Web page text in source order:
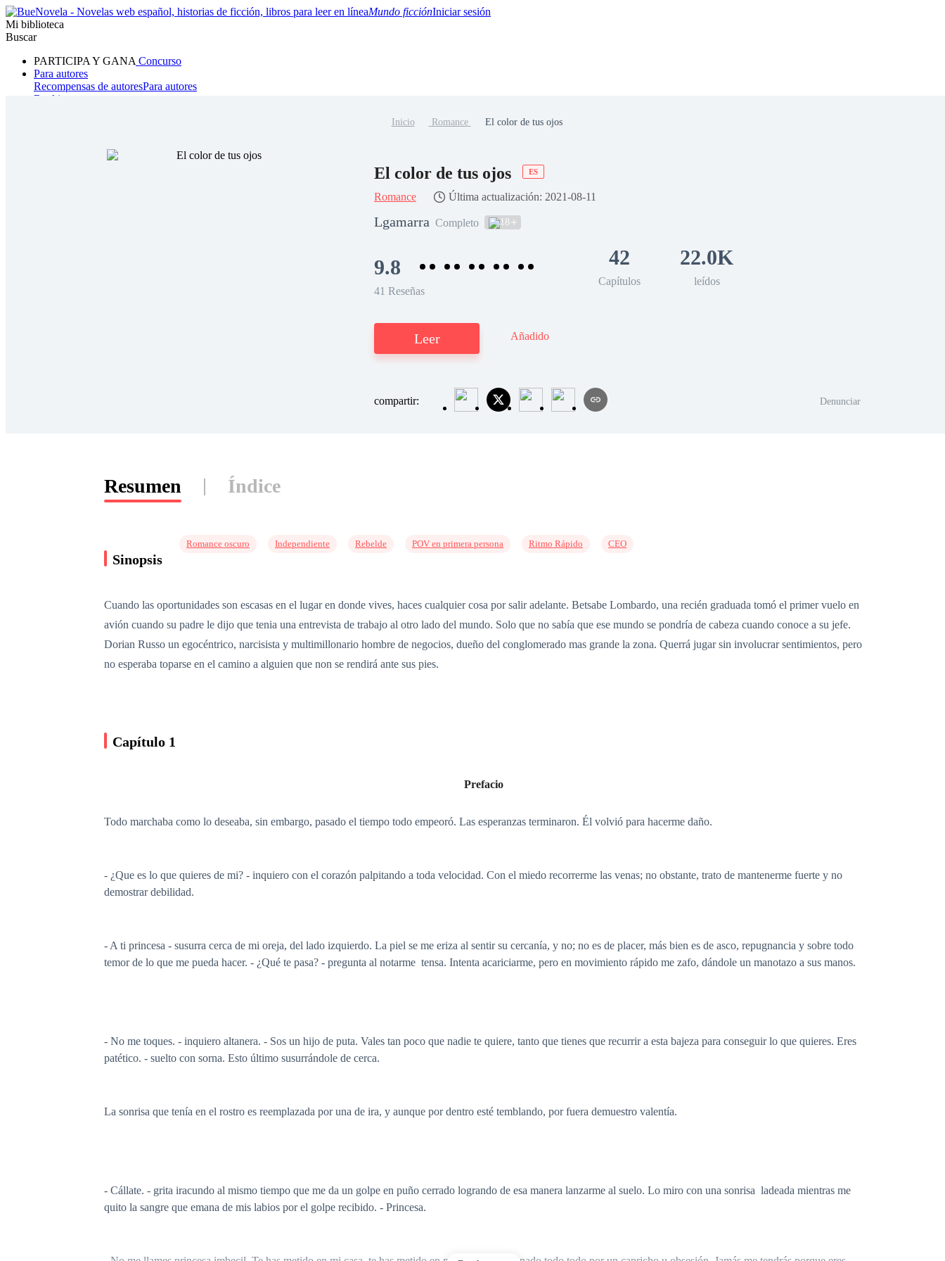
Mundo ficciónIniciar sesión
Mi biblioteca
Buscar
PARTICIPA Y GANA Concurso
Para autores
Recompensas de autoresPara autores
Ranking
Hombre lobo Mafia Sistema Fantasía
Inicio Romance El color de tus ojos
El color de tus ojos ES
Romance Última actualización: 2021-08-11
Lgamarra Completo 18
9.8
41 Reseñas
42
Capítulos
22.0K
leídos
Leer Añadido
compartir: Denunciar
Resumen Índice
Sinopsis
Romance oscuro Independiente Rebelde POV en primera persona Ritmo Rápido CEO
Cuando las oportunidades son escasas en el lugar en donde vives, haces cualquier cosa por salir adelante. Betsabe Lombardo, una recién graduada tomó el primer vuelo en
avión cuando su padre le dijo que tenia una entrevista de trabajo al otro lado del mundo. Solo que no sabía que ese mundo se pondría de cabeza cuando conoce a su jefe.
Dorian Russo un egocéntrico, narcisista y multimillonario hombre de negocios, dueño del conglomerado mas grande la zona. Querrá jugar sin involucrar sentimientos, pero
no esperaba toparse en el camino a alguien que non se rendirá ante sus pies.
Capítulo 1
Prefacio
Todo marchaba como lo deseaba, sin embargo, pasado el tiempo todo empeoró. Las esperanzas terminaron. Él volvió para hacerme daño.
- ¿Que es lo que quieres de mi? - inquiero con el corazón palpitando a toda velocidad. Con el miedo recorrerme las venas; no obstante, trato de mantenerme fuerte y no
demostrar debilidad.
- A ti princesa - susurra cerca de mi oreja, del lado izquierdo. La piel se me eriza al sentir su cercanía, y no; no es de placer, más bien es de asco, repugnancia y sobre todo
temor de lo que me pueda hacer. - ¿Qué te pasa? - pregunta al notarme tensa. Intenta acariciarme, pero en movimiento rápido me zafo, dándole un manotazo a sus manos.
- No me toques. - inquiero altanera. - Sos un hijo de puta. Vales tan poco que nadie te quiere, tanto que tienes que recurrir a esta bajeza para conseguir lo que quieres. Eres
patético. - suelto con sorna. Esto último susurrándole de cerca.
La sonrisa que tenía en el rostro es reemplazada por una de ira, y aunque por dentro esté temblando, por fuera demuestro valentía.
- Cállate. - grita iracundo al mismo tiempo que me da un golpe en puño cerrado logrando de esa manera lanzarme al suelo. Lo miro con una sonrisa ladeada mientras me
quito la sangre que emana de mis labios por el golpe recibido. - Princesa.